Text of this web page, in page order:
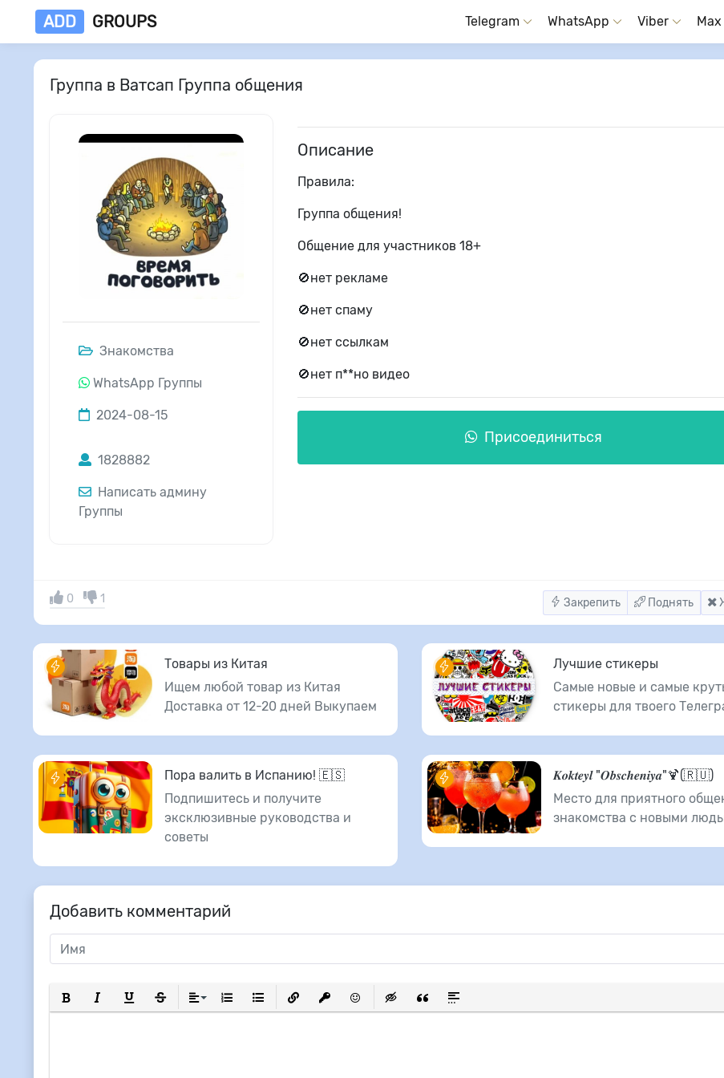
ADD GROUPS Telegram WhatsApp Viber Max
Группа в Ватсап Группа общения
Знакомства
WhatsApp Группы
2024-08-15
1828882
Написать админу
Группы
Описание
Правила:
Группа общения!
Общение для участников 18+
🚫нет рекламе
🚫нет спаму
🚫нет ссылкам
🚫нет п**но видео
Присоединиться
Закрепить Поднять
0 1
Товары из Китая
Ищем любой товар из Китая
Доставка от 12-20 дней Выкупаем
Лучшие стикеры
Самые новые и самые
стикеры для твоего
Пора валить в Испанию! 🇪🇸
Подпишитесь и получите
эксклюзивные руководства и
советы
𝑲𝒐𝒌𝒕𝒆𝒚𝒍 "𝑶𝒃𝒔𝒄𝒉𝒆𝒏𝒊𝒚𝒂"🍹(🇷🇺)
Место для приятного
знакомства с новыми
Добавить комментарий
Полужирный
КурсивПодчеркнутый
ЗачеркнутыйВыравнивание
Нумерованный список
Маркированный список
Вставить ссылку
Вставить защищенную ссылку
Вставить смайлик
Вставка скрытого текста
Вставка цитаты
Вставка спойлера